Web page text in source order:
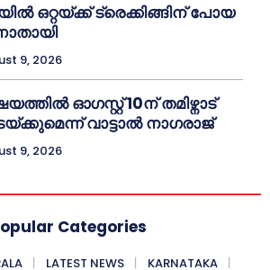
ഒറ്റയ്ക്ക് ട്രെക്കിങ്ങിന് പോയ
9, 2026
ഓഗസ്റ്റ് 10ന് തമിഴ്നാട്
വാട്ടാൽ നാഗരാജ്
9, 2026
Categories
LATEST NEWS
KARNATAKA